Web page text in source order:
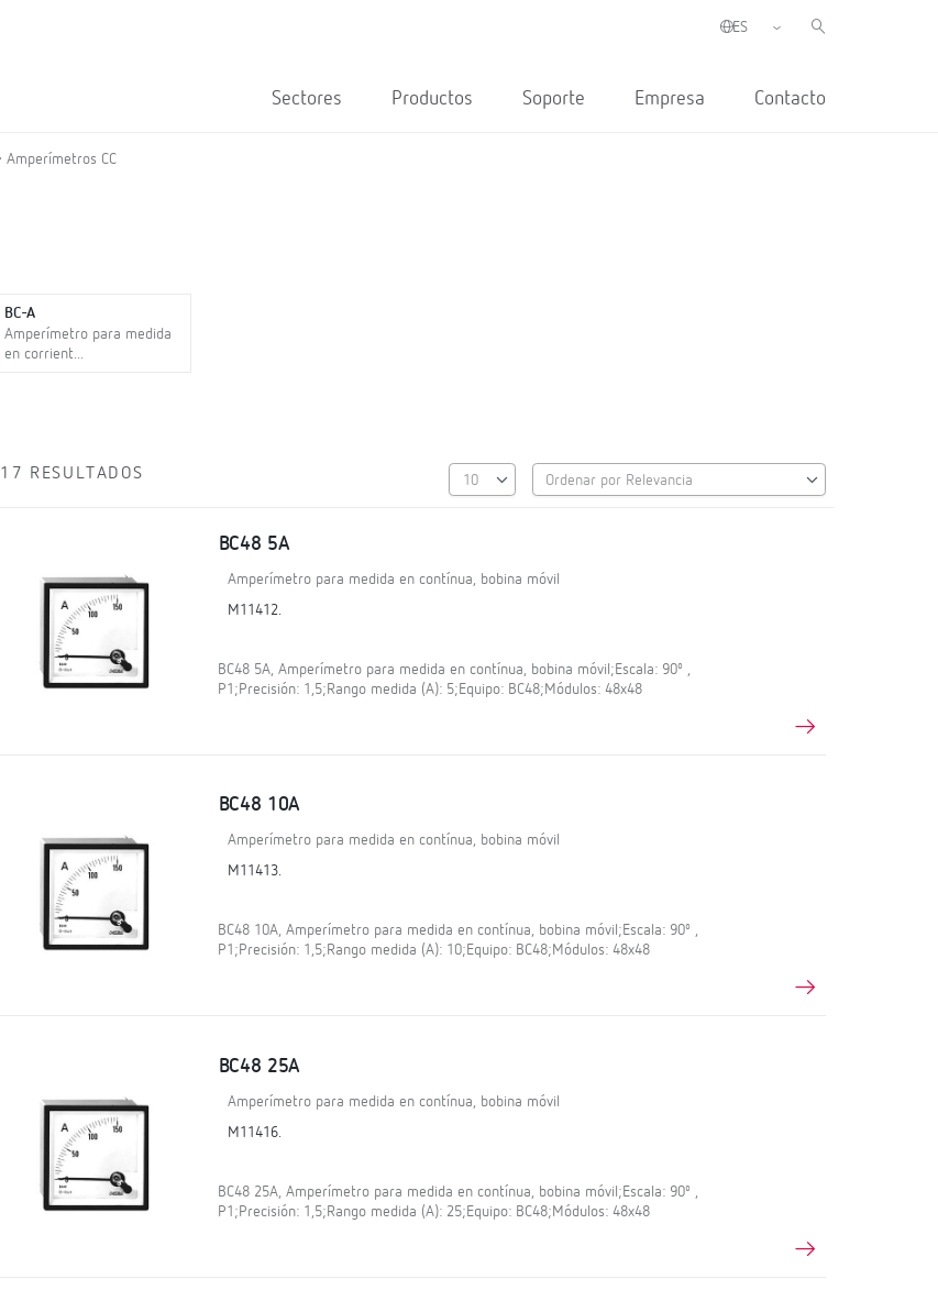
Sectores Productos Soporte Empresa Contacto
Amperímetros CC
BC-A
Amperímetro para medida
en corrient...
17 RESULTADOS
BC48 5A
Amperímetro para medida en contínua, bobina móvil
M11412.
BC48 5A, Amperímetro para medida en contínua, bobina móvil;Escala: 90º ,
P1;Precisión: 1,5;Rango medida (A): 5;Equipo: BC48;Módulos: 48x48
BC48 10A
Amperímetro para medida en contínua, bobina móvil
M11413.
BC48 10A, Amperímetro para medida en contínua, bobina móvil;Escala: 90º ,
P1;Precisión: 1,5;Rango medida (A): 10;Equipo: BC48;Módulos: 48x48
BC48 25A
Amperímetro para medida en contínua, bobina móvil
M11416.
BC48 25A, Amperímetro para medida en contínua, bobina móvil;Escala: 90º ,
P1;Precisión: 1,5;Rango medida (A): 25;Equipo: BC48;Módulos: 48x48